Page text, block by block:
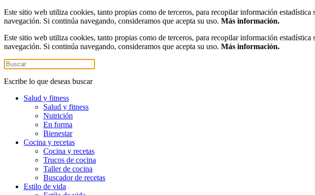
Este sitio web utiliza cookies, tanto propias como de terceros, para recopilar información
navegación. Si continúa navegando, consideramos que acepta su uso. Más información.
Este sitio web utiliza cookies, tanto propias como de terceros, para recopilar información
navegación. Si continúa navegando, consideramos que acepta su uso. Más información.
Escribe lo que deseas buscar
Salud y fitness
Salud y fitness
Nutrición
En forma
Bienestar
Cocina y recetas
Cocina y recetas
Trucos de cocina
Taller de cocina
Buscador de recetas
Estilo de vida